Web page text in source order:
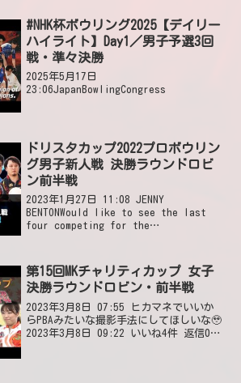
年12月1...
#NHK杯ボウリング2025【デイリー
ハイライト】Day1／男子予選3回
戦・準々決勝
2025年5月17日
23:06JapanBowlingCongress
ドリスタカップ2022プロボウリン
グ男子新人戦 決勝ラウンドロビ
ン前半戦
2023年1月27日 11:08 JENNY
BENTONWould like to see the last
four competing for the
第15回MKチャリティカップ 女子
決勝ラウンドロビン・前半戦
2023年3月8日 07:55 ヒカマネでいいか
らPBAみたいな撮影手法にしてほしいな🥹
2023年3月8日 09:22 いいね4件 返信0件